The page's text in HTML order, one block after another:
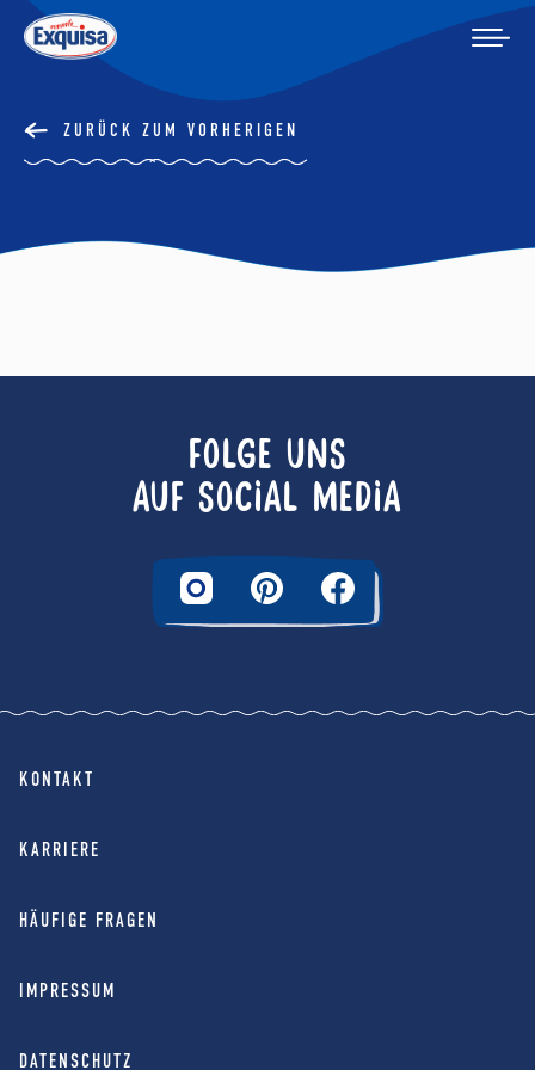
ZURÜCK ZUM VORHERIGEN
FOLGE UNS
AUF SOCIAL MEDIA
KONTAKT
KARRIERE
HÄUFIGE FRAGEN
IMPRESSUM
DATENSCHUTZ